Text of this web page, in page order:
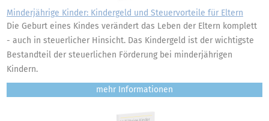
Minderjährige Kinder: Kindergeld und Steuervorteile für Eltern
Die Geburt eines Kindes verändert das Leben der Eltern komplett
- auch in steuerlicher Hinsicht. Das Kindergeld ist der wichtigste
Bestandteil der steuerlichen Förderung bei minderjährigen
Kindern.
mehr